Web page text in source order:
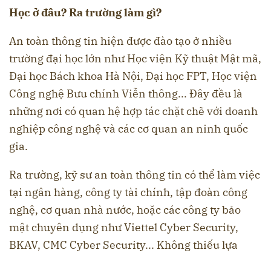
Học ở đâu? Ra trường làm gì?
An toàn thông tin hiện được đào tạo ở nhiều
trường đại học lớn như Học viện Kỹ thuật Mật mã,
Đại học Bách khoa Hà Nội, Đại học FPT, Học viện
Công nghệ Bưu chính Viễn thông... Đây đều là
những nơi có quan hệ hợp tác chặt chẽ với doanh
nghiệp công nghệ và các cơ quan an ninh quốc
gia.
Ra trường, kỹ sư an toàn thông tin có thể làm việc
tại ngân hàng, công ty tài chính, tập đoàn công
nghệ, cơ quan nhà nước, hoặc các công ty bảo
mật chuyên dụng như Viettel Cyber Security,
BKAV, CMC Cyber Security... Không thiếu lựa